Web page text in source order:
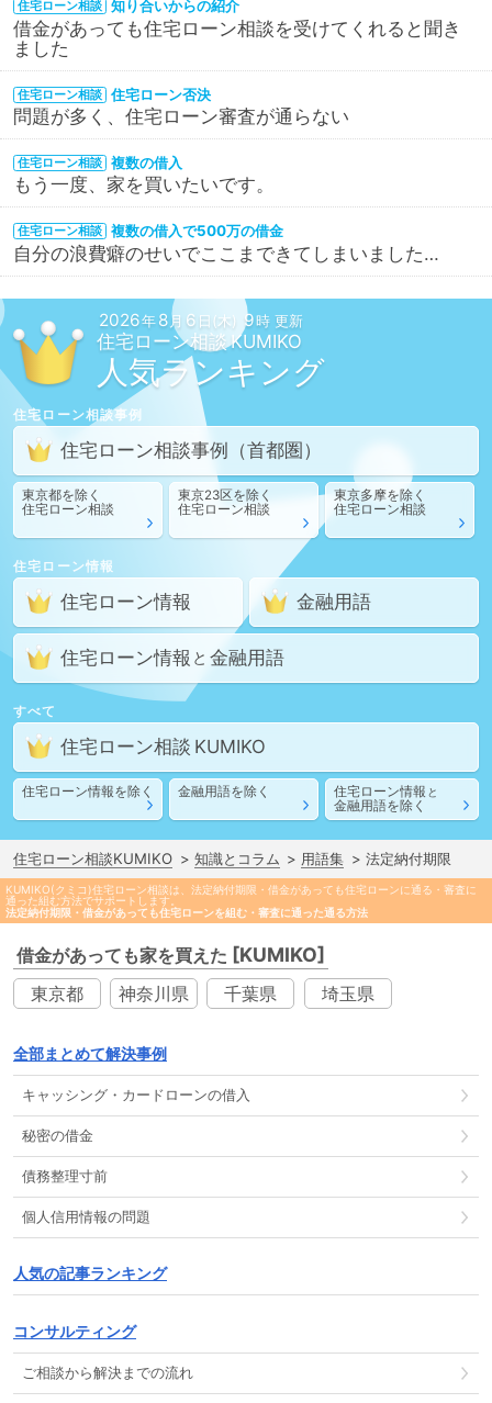
KUMIKO(クミコ)住宅ローン相談は、法定納付期限・借金があっても住宅ローンに通る・審査に
通った組む方法でサポートします。
法定納付期限・借金があっても住宅ローンを組む・審査に通った通る方法
住宅ローン相談 知り合いからの紹介
借金があっても住宅ローン相談を受けてくれると聞き
ました
住宅ローン相談 住宅ローン否決
問題が多く、住宅ローン審査が通らない
住宅ローン相談 複数の借入
もう一度、家を買いたいです。
住宅ローン相談 複数の借入で500万の借金
自分の浪費癖のせいでここまできてしまいました…
2026年8 月 6 日(木) 9時 更新
住宅ローン相談
人気ランキング
住宅ローン相談事例
住宅ローン相談事例 （首都圏）
東京都を除く
住宅ローン相談
東京23区を除く
住宅ローン相談
東京多摩を除く
住宅ローン相談
住宅ローン情報
住宅ローン情報 金融用語
住宅ローン情報 と 金融用語
すべて
住宅ローン相談
住宅ローン情報を除く 金融用語を除く 住宅ローン情報 と
金融用語を除く
住宅ローン相談KUMIKO 知識とコラム 用語集 法定納付期限
借金があっても家を買えた [KUMIKO]
東京都 神奈川県 千葉県 埼玉県
全部まとめて解決事例
キャッシング ・ カードローンの借入
秘密の借金
債務整理寸前
個人信用情報の問題
人気の記事ランキング
コンサルティング
ご相談から解決までの流れ